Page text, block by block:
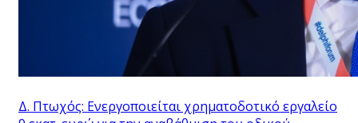
Δ. Πτωχός: Ενεργοποιείται χρηματοδοτικό εργαλείο